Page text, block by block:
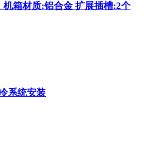
箱材质:铝合金 扩展插槽:2个
系统安装